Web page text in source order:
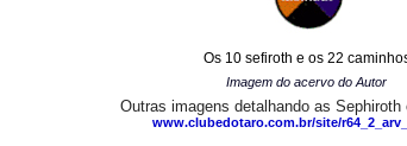
Os 10 sefiroth e os 22
Imagem do acervo do Autor
Outras imagens detalhando as Sephiroth
www.clubedotaro.com.br/site/